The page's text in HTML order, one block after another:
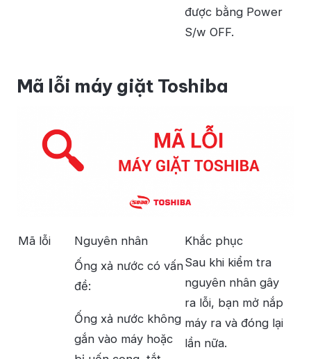
được bằng Power
S/w OFF.
Mã lỗi máy giặt Toshiba
Mã lỗi Nguyên nhân Khắc phục
Ống xả nước có vấn
đề:
Ống xả nước không
gắn vào máy hoặc
Sau khi kiểm tra
nguyên nhân gây
ra lỗi, bạn mở nắp
máy ra và đóng lại
lần nữa.